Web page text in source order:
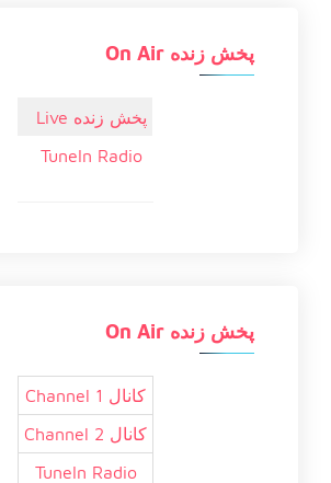
پخش زنده On Air
پخش زنده Live
TuneIn Radio
پخش زنده On Air
کانال 1 Channel
کانال 2 Channel
TuneIn Radio